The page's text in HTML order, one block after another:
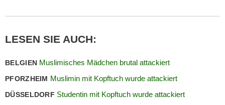
LESEN SIE AUCH:
BELGIEN Muslimisches Mädchen brutal attackiert
PFORZHEIM Muslimin mit Kopftuch wurde attackiert
DÜSSELDORF Studentin mit Kopftuch wurde attackiert